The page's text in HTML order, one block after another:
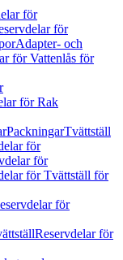
för
för
Adapter- och
för Vattenlås för
för Rak
PackningarTvättställ
för
för
för Tvättställ för
för
Reservdelar för